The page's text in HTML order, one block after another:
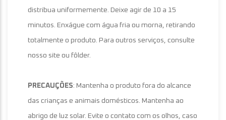
distribua uniformemente. Deixe agir de 10 a 15
minutos. Enxágue com água fria ou morna, retirando
totalmente o produto. Para outros serviços, consulte
nosso site ou fôlder.
PRECAUÇÕES: Mantenha o produto fora do alcance
das crianças e animais domésticos. Mantenha ao
abrigo de luz solar. Evite o contato com os olhos, caso